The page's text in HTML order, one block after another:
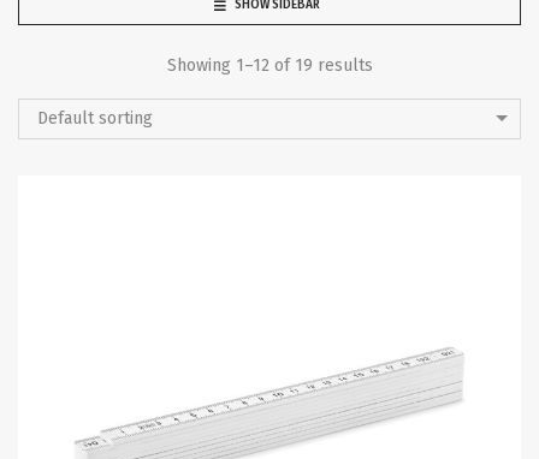
SHOW SIDEBAR
Showing 1–12 of 19 results
Default sorting